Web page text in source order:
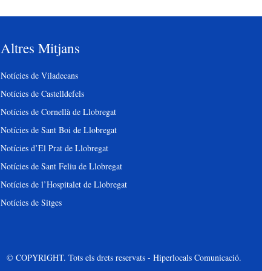
Altres Mitjans
Notícies de Viladecans
Notícies de Castelldefels
Notícies de Cornellà de Llobregat
Notícies de Sant Boi de Llobregat
Notícies d’El Prat de Llobregat
Notícies de Sant Feliu de Llobregat
Notícies de l’Hospitalet de Llobregat
Notícies de Sitges
© COPYRIGHT. Tots els drets reservats - Hiperlocals Comunicació.